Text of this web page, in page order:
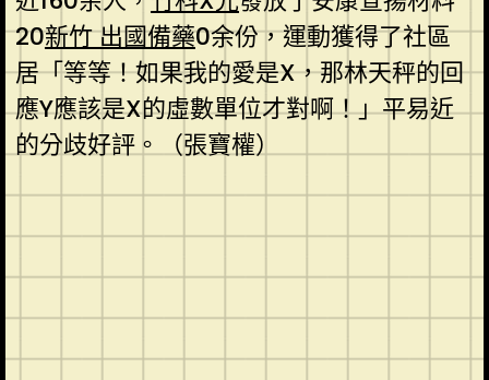
20新竹 出國備藥0余份，運動獲得了社區
居「等等！如果我的愛是X，那林天秤的回
應Y應該是X的虛數單位才對啊！」平易近
的分歧好評。（張寶權）